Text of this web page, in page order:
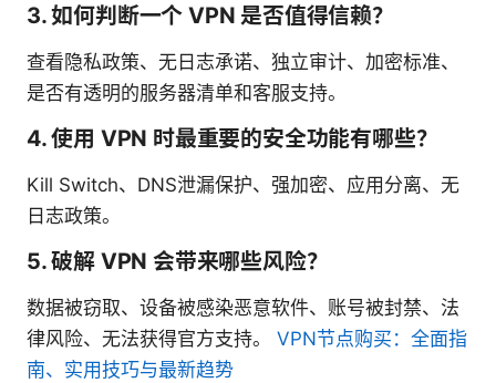
3. 如何判断一个 VPN 是否值得信赖？
查看隐私政策、无日志承诺、独立审计、加密标准、
是否有透明的服务器清单和客服支持。
4. 使用 VPN 时最重要的安全功能有哪些？
Kill Switch、DNS泄漏保护、强加密、应用分离、无
日志政策。
5. 破解 VPN 会带来哪些风险？
数据被窃取、设备被感染恶意软件、账号被封禁、法
律风险、无法获得官方支持。 VPN节点购买：全面指
南、实用技巧与最新趋势